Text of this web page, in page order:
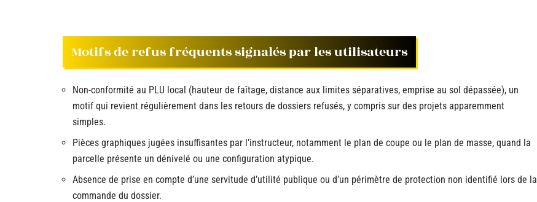
Motifs de refus fréquents signalés par les utilisateurs
Non-conformité au PLU local (hauteur de faîtage, distance aux limites séparatives, emprise au sol dépassée), un
motif qui revient régulièrement dans les retours de dossiers refusés, y compris sur des projets apparemment
simples.
Pièces graphiques jugées insuffisantes par l’instructeur, notamment le plan de coupe ou le plan de masse, quand la
parcelle présente un dénivelé ou une configuration atypique.
Absence de prise en compte d’une servitude d’utilité publique ou d’un périmètre de protection non identifié lors de la
commande du dossier.